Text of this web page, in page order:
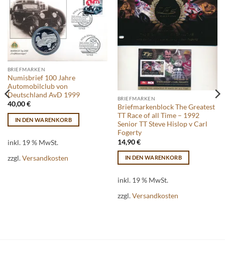
BRIEFMARKEN
Numisbrief 100 Jahre
Automobilclub von
Deutschland AvD 1999
40,00€
IN DEN WARENKORB
inkl. 19 % MwSt.
zzgl.Versandkosten
BRIEFMARKEN
Briefmarkenblock The Greatest
TT Race of all Time – 1992
Senior TT Steve Hislop v Carl
Fogerty
14,90€
IN DEN WARENKORB
inkl. 19 % MwSt.
zzgl.Versandkosten